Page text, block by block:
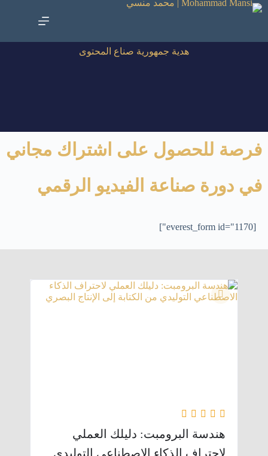
التجاوز
هدية جمهورية صناع المحتوى
فرصة للحصول على اشتراك مجاني
في دورة صناعة الفيديو الرقمي
[everest_form id="1170"]
هندسة البرومبت: دليلك العملي
لاحتراف الذكاء الاصطناعي التوليدي